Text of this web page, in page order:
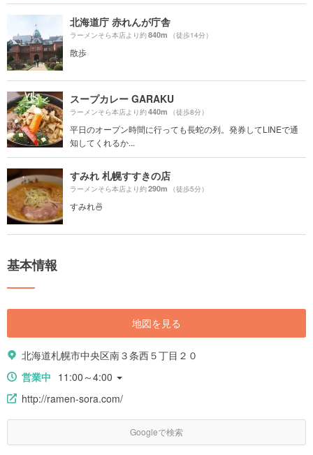
北海道庁 赤れんが庁舎
ラーメンそら本店より約840m （徒歩14分）
散歩
スープカレー GARAKU
ラーメンそら本店より約440m （徒歩8分）
平日のオープン時間に行っても長蛇の列。発券してLINEで通
知してくれるか...
すみれ 札幌すすきの店
ラーメンそら本店より約290m （徒歩5分）
すみれ🍜
基本情報
地図を見る
北海道札幌市中央区南３条西５丁目２０
営業中 11:00～4:00
http://ramen-sora.com/
Googleで検索